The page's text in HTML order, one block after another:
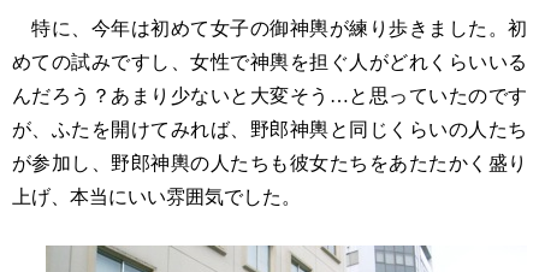
特に、今年は初めて女子の御神輿が練り歩きました。初
めての試みですし、女性で神輿を担ぐ人がどれくらいいる
んだろう？あまり少ないと大変そう …と思っていたのです
が、ふたを開けてみれば、野郎神輿と同じくらいの人たち
が参加し、野郎神輿の人たちも彼女たちをあたたかく盛り
上げ、本当にいい雰囲気でした。